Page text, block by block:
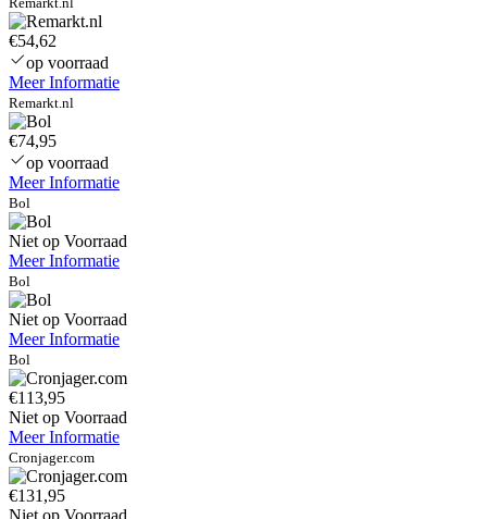
€54,62
op voorraad
Meer Informatie
Remarkt.nl
€74,95
op voorraad
Meer Informatie
Bol
Niet op Voorraad
Meer Informatie
Bol
Niet op Voorraad
Meer Informatie
Bol
€113,95
Niet op Voorraad
Meer Informatie
Cronjager.com
€131,95
Niet op Voorraad